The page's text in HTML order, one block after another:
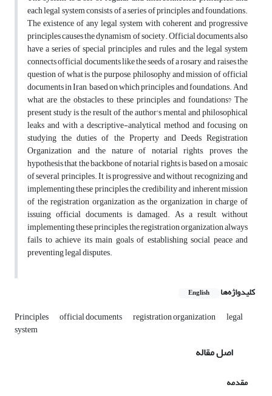
each legal system consists of a series of principles and foundations.
The existence of any legal system with coherent and progressive
principles causes the dynamism of society. Official documents also
have a series of special principles and rules, and the legal system
connects official documents like the seeds of a rosary, and raises the
question of what is the purpose, philosophy and mission of official
documents in Iran, based on which principles and foundations. And
what are the obstacles to these principles and foundations? The
present study is the result of the author's mental and philosophical
leaks and with a descriptive-analytical method and focusing on
studying the duties of the Property and Deeds Registration
Organization and the nature of notarial rights, proves the
hypothesis that the backbone of notarial rights is based on a mosaic
of several principles. It is progressive and without recognizing and
implementing these principles, the credibility and inherent mission
of the registration organization as the organization in charge of
issuing official documents is damaged. As a result, without
implementing these principles, the registration organization always
fails to achieve its main goals of establishing social peace and
preventing legal disputes.
کلیدواژه‌ها English
Principles official documents registration organization legal
system
اصل مقاله
مقدمه